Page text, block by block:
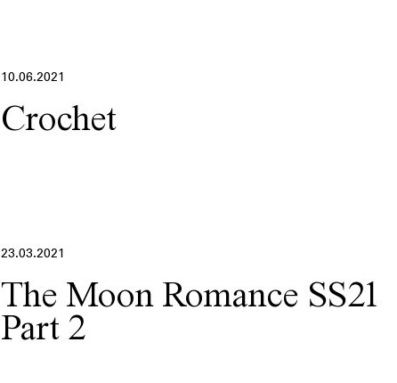
10.06.2021
Crochet
23.03.2021
The Moon Romance SS21
Part 2